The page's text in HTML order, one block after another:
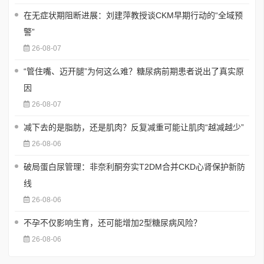
在无症状期阻断进展：刘建萍教授谈CKM早期行动的“全域预
警”
26-08-07
“管住嘴、迈开腿”为何这么难？糖尿病前期患者说出了真实原
因
26-08-07
减下去的是脂肪，还是肌肉？反复减重可能让肌肉“越减越少”
26-08-06
破局蛋白尿管理：非奈利酮夯实T2DM合并CKD心肾保护新防
线
26-08-06
不孕不仅影响生育，还可能增加2型糖尿病风险？
26-08-06